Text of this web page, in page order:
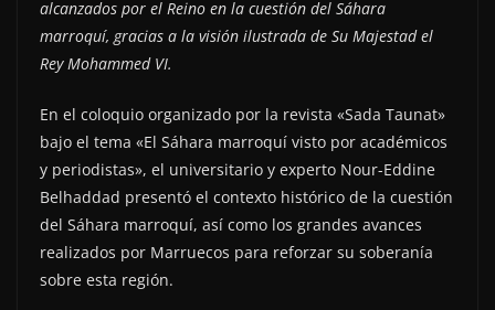
alcanzados por el Reino en la cuestión del Sáhara
marroquí, gracias a la visión ilustrada de Su Majestad el
Rey Mohammed VI.
En el coloquio organizado por la revista «Sada Taunat»
bajo el tema «El Sáhara marroquí visto por académicos
y periodistas», el universitario y experto Nour-Eddine
Belhaddad presentó el contexto histórico de la cuestión
del Sáhara marroquí, así como los grandes avances
realizados por Marruecos para reforzar su soberanía
sobre esta región.